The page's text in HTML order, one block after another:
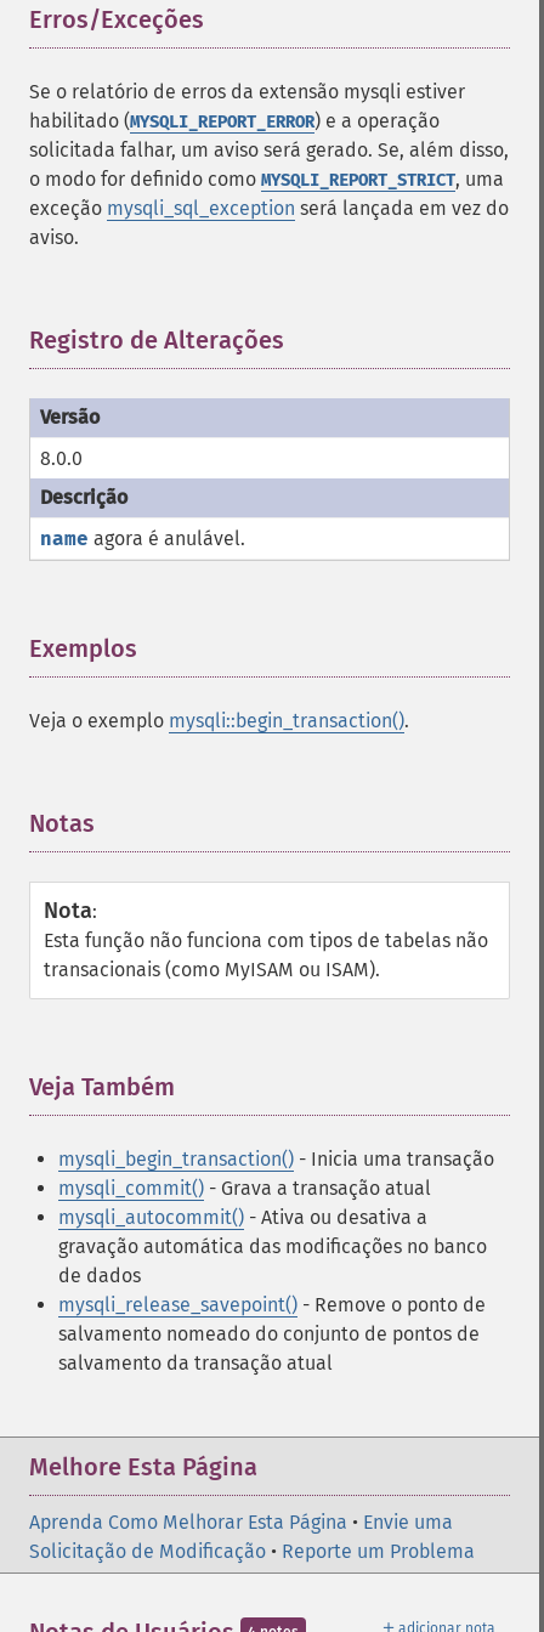
Erros/Exceções
Se o relatório de erros da extensão mysqli estiver
habilitado (MYSQLI_REPORT_ERROR) e a operação
solicitada falhar, um aviso será gerado. Se, além disso,
o modo for definido como MYSQLI_REPORT_STRICT, uma
exceção mysqli_sql_exception será lançada em vez do
aviso.
Registro de Alterações
8.0.0
name agora é anulável.
Exemplos
Veja o exemplo mysqli::begin_transaction().
Notas
Nota:
Esta função não funciona com tipos de tabelas não
transacionais (como MyISAM ou ISAM).
Veja Também
mysqli_begin_transaction() - Inicia uma transação
mysqli_commit() - Grava a transação atual
mysqli_autocommit() - Ativa ou desativa a
gravação automática das modificações no banco
de dados
mysqli_release_savepoint() - Remove o ponto de
salvamento nomeado do conjunto de pontos de
salvamento da transação atual
Melhore Esta Página
Aprenda Como Melhorar Esta Página • Envie uma
Solicitação de Modificação • Reporte um Problema
＋ adicionar nota